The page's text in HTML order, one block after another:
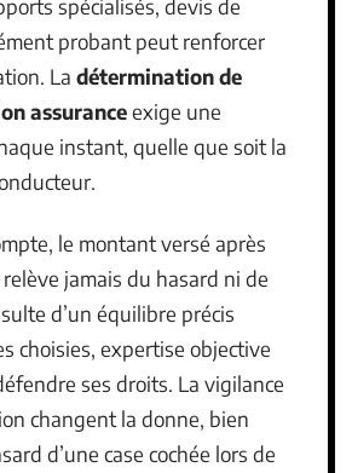
spécialisés, devis de
probant peut renforcer
La détermination de
assuranceexige une
instant, quelle que soit la
le montant versé après
jamais du hasard ni de
d’un équilibre précis
choisies, expertise objective
ses droits. La vigilance
changent la donne, bien
d’une case cochée lors de